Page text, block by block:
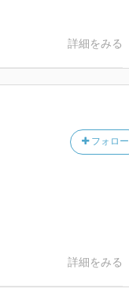
詳細をみる
フォロー
詳細をみる